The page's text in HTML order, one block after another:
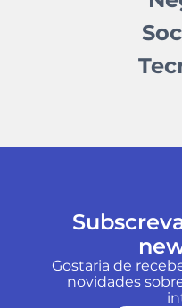
Gostaria de
novidades